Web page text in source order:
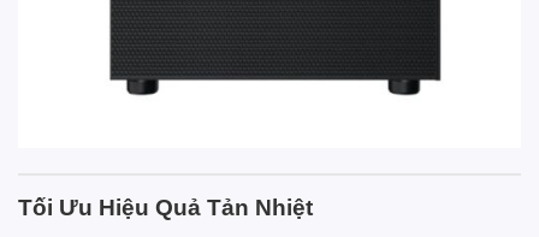
Tối Ưu Hiệu Quả Tản Nhiệt